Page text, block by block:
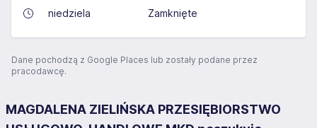
niedziela Zamknięte
Dane pochodzą z Google Places lub zostały podane przez
pracodawcę.
MAGDALENA ZIELIŃSKA PRZESIĘBIORSTWO